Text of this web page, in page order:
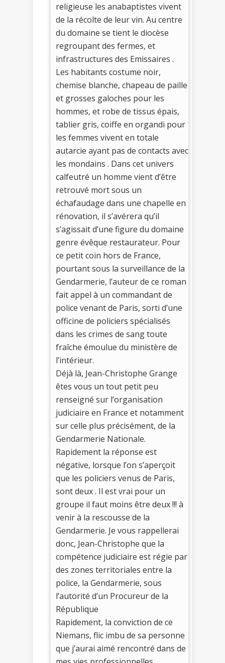
religieuse les anabaptistes vivent
de la récolte de leur vin. Au centre
du domaine se tient le diocèse
regroupant des fermes, et
infrastructures des Emissaires .
Les habitants costume noir,
chemise blanche, chapeau de paille
et grosses galoches pour les
hommes, et robe de tissus épais,
tablier gris, coiffe en organdi pour
les femmes vivent en totale
autarcie ayant pas de contacts avec
les mondains . Dans cet univers
calfeutré un homme vient d’être
retrouvé mort sous un
échafaudage dans une chapelle en
rénovation, il s’avérera qu’il
s’agissait d’une figure du domaine
genre évêque restaurateur. Pour
ce petit coin hors de France,
pourtant sous la surveillance de la
Gendarmerie, l’auteur de ce roman
fait appel à un commandant de
police venant de Paris, sorti d’une
officine de policiers spécialisés
dans les crimes de sang toute
fraîche émoulue du ministère de
l’intérieur.
Déjà là, Jean-Christophe Grange
êtes vous un tout petit peu
renseigné sur l’organisation
judiciaire en France et notamment
sur celle plus précisément, de la
Gendarmerie Nationale.
Rapidement la réponse est
négative, lorsque l’on s’aperçoit
que les policiers venus de Paris,
sont deux . Il est vrai pour un
groupe il faut moins être deux !!! à
venir à la rescousse de la
Gendarmerie. Je vous rappellerai
donc, Jean-Christophe que la
compétence judiciaire est régie par
des zones territoriales entre la
police, la Gendarmerie, sous
l’autorité d’un Procureur de la
République
Rapidement, la conviction de ce
Niemans, flic imbu de sa personne
que j’aurai aimé rencontré dans de